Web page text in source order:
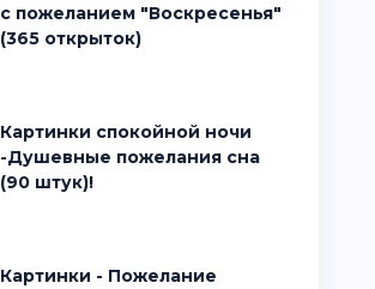
с пожеланием "Воскресенья"
(365 открыток)
Картинки спокойной ночи
-Душевные пожелания сна
(90 штук)!
Картинки - Пожелание